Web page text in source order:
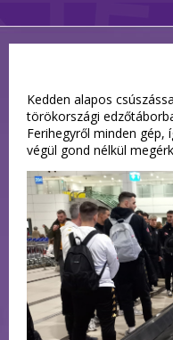
Kedden alapos
törökországi
Ferihegyről minden gép,
végül gond nélkül